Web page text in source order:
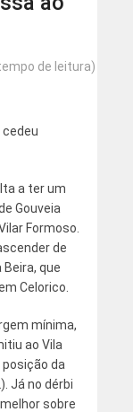
de leitura)
cedeu
a ter um
Gouveia
Formoso.
de
que
Celorico.
mínima,
ao Vila
da
Já no dérbi
sobre